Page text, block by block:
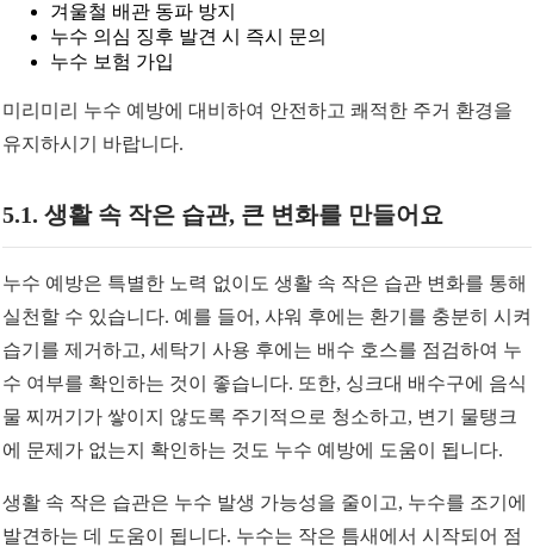
겨울철 배관 동파 방지
누수 의심 징후 발견 시 즉시 문의
누수 보험 가입
미리미리 누수 예방에 대비하여 안전하고 쾌적한 주거 환경을
유지하시기 바랍니다.
5.1. 생활 속 작은 습관, 큰 변화를 만들어요
누수 예방은 특별한 노력 없이도 생활 속 작은 습관 변화를 통해
실천할 수 있습니다. 예를 들어, 샤워 후에는 환기를 충분히 시켜
습기를 제거하고, 세탁기 사용 후에는 배수 호스를 점검하여 누
수 여부를 확인하는 것이 좋습니다. 또한, 싱크대 배수구에 음식
물 찌꺼기가 쌓이지 않도록 주기적으로 청소하고, 변기 물탱크
에 문제가 없는지 확인하는 것도 누수 예방에 도움이 됩니다.
생활 속 작은 습관은 누수 발생 가능성을 줄이고, 누수를 조기에
발견하는 데 도움이 됩니다. 누수는 작은 틈새에서 시작되어 점